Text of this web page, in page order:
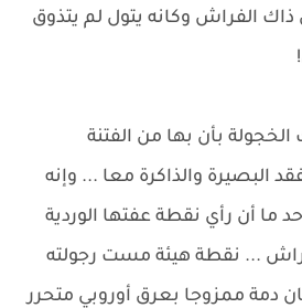
الفراش وكانه يتول لم يتذوق
بأن بها من الفتنة
البصيرة والذاكرة معا ... وإنه
ما أن رأي نقطة عفتها الوردية
... نقطة هيئة مست رجولته
دمة ممزوجا بعرق أوروبي متحرر